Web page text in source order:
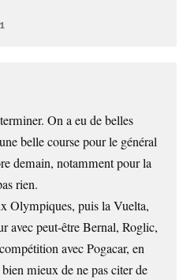
On a eu de belles
belle course pour le général
demain, notamment pour la
rien.
Olympiques, puis la Vuelta,
avec peut-être Bernal, Roglic,
avec Pogacar, en
bien mieux de ne pas citer de